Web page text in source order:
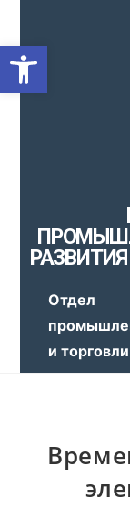
Отдел
и торговли